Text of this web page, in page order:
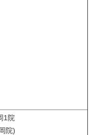
1院
院)